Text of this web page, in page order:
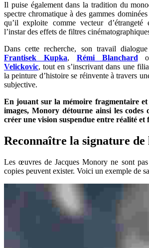
Il puise également dans la tradition du
spectre chromatique à des gammes
qu’il exploite comme vecteur
l’instar des effets de filtres
Dans cette recherche, son travail
Frantisek Kupka, Rémi Blanchard
Velickovic, tout en s’inscrivant dans une
la peinture d’histoire se réinvente à travers
subjective.
En jouant sur la mémoire fragmentaire et
images, Monory détourne ainsi les
créer une vision suspendue entre réalité et
Reconnaître la signature de
Les œuvres de Jacques Monory ne sont pas
copies peuvent exister. Voici un exemple de